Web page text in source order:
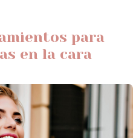
para
en la cara